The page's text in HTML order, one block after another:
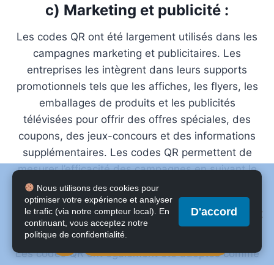
c) Marketing et publicité :
Les codes QR ont été largement utilisés dans les
campagnes marketing et publicitaires. Les
entreprises les intègrent dans leurs supports
promotionnels tels que les affiches, les flyers, les
emballages de produits et les publicités
télévisées pour offrir des offres spéciales, des
coupons, des jeux-concours et des informations
supplémentaires. Les codes QR permettent de
mesurer l’efficacité des campagnes en suivant le
nombre de scans effectués.
d) Paiement mobile :
Les codes QR ont également été adoptés comme
Nous utilisons des cookies pour
optimiser votre expérience et analyser
le trafic (via notre compteur local). En
continuant, vous acceptez notre
politique de confidentialité.
D'accord
poursuivant votre navigation sur ce site, vous consentez à
l'utilisation de ces cookies.
Pour en savoir plus sur l'utilisation des cookies sur ce site,
veuillez consulter nos conditions générales d'utilisation.